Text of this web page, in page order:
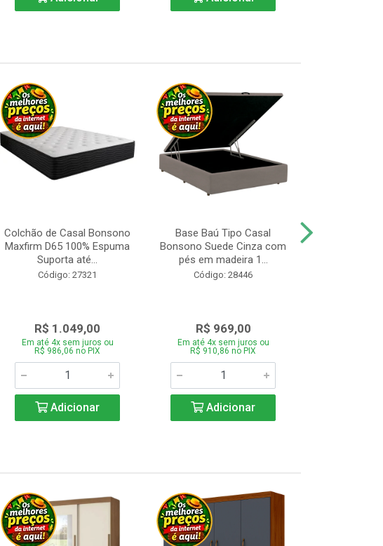
Colchão de Casal Bonsono
Maxfirm D65 100% Espuma
Suporta até...
Código: 27321
R$ 1.049,00
Em até 4x sem juros ou
R$ 986,06 no PIX
Adicionar
Base Baú Tipo Casal
Bonsono Suede Cinza com
pés em madeira 1...
Código: 28446
R$ 969,00
Em até 4x sem juros ou
R$ 910,86 no PIX
Adicionar